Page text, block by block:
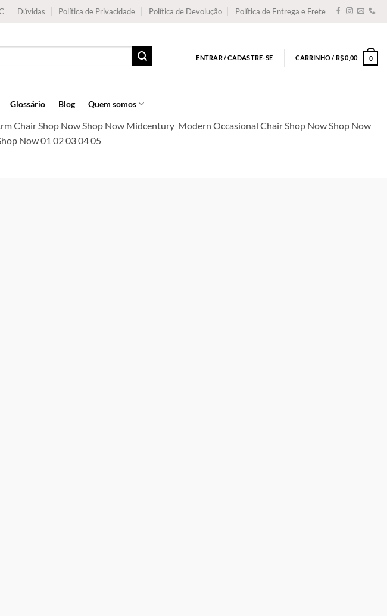
Dúvidas Política de Privacidade Política de Devolução Política de Entrega e Frete
ENTRAR / CADASTRE-SE CARRINHO /R$0,00 0
Glossário Blog Quem somos
Chair Shop Now Shop Now Midcentury Modern Occasional Chair Shop Now Shop Now
Now 01 02 03 04 05